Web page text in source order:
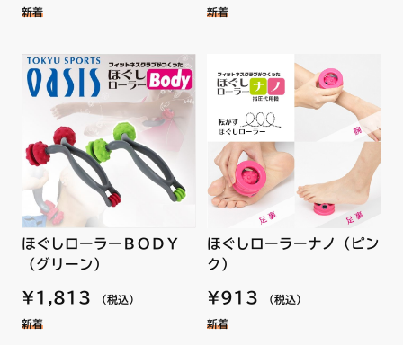
新着 新着
ほぐしローラーＢＯＤＹ
（グリーン）
¥1,813 （税込）
新着
ほぐしローラーナノ（ピン
ク）
¥913 （税込）
新着